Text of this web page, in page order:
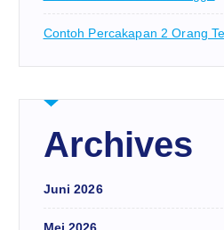
Contoh Percakapan 2 Orang
Archives
Juni 2026